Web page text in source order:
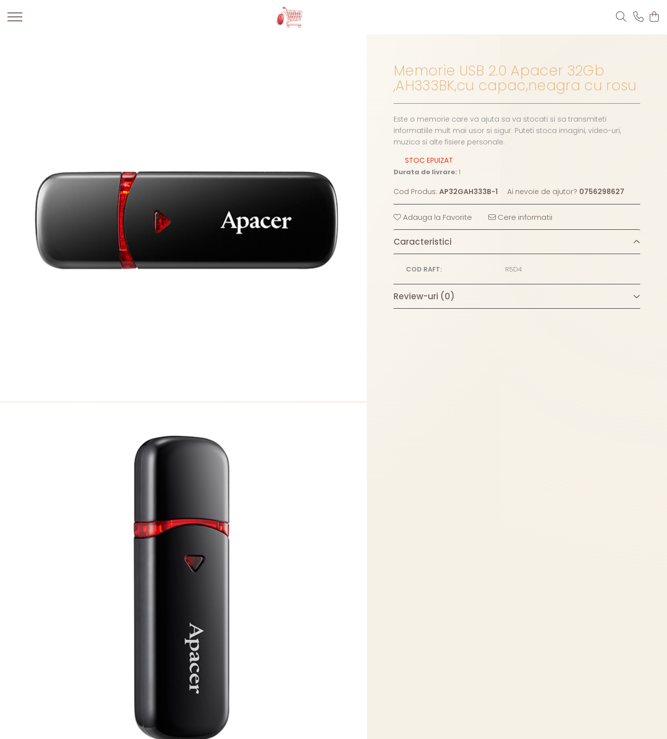
Memorie USB 2.0 Apacer 32Gb
,AH333BK,cu capac,neagra cu rosu
Este o memorie care va ajuta sa va stocati si sa transmiteti
informatiile mult mai usor si sigur. Puteti stoca imagini, video-uri,
muzica si alte fisiere personale.
STOC EPUIZAT
Durata de livrare: 1
Cod Produs: AP32GAH333B-1 Ai nevoie de ajutor? 0756298627
Adauga la Favorite Cere informatii
Caracteristici
COD RAFT: R5D4
Review-uri (0)